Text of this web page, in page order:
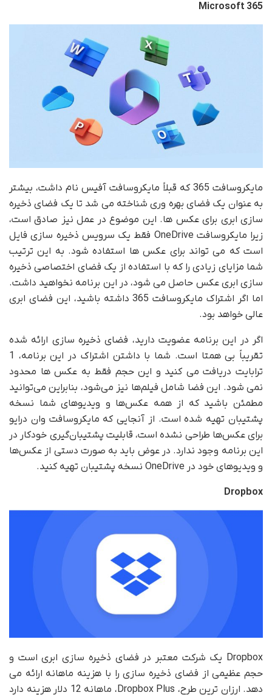
Microsoft 365
مایکروسافت 365 که قبلاً مایکروسافت آفیس نام داشت، بیشتر
به عنوان یک فضای بهره وری شناخته می شد تا یک فضای ذخیره
سازی ابری برای عکس ها. این موضوع در عمل نیز صادق است،
زیرا مایکروسافت OneDrive فقط یک سرویس ذخیره سازی فایل
است که می تواند برای عکس ها استفاده شود. به این ترتیب
شما مزایای زیادی را که با استفاده از یک فضای اختصاصی ذخیره
سازی ابری عکس حاصل می شود، در این برنامه نخواهید داشت.
اما اگر اشتراک مایکروسافت 365 داشته باشید، این فضای ابری
عالی خواهد بود.
اگر در این برنامه عضویت دارید، فضای ذخیره سازی ارائه شده
تقریباً بی همتا است. شما با داشتن اشتراک در این برنامه، 1
ترابایت دریافت می کنید و این حجم فقط به عکس ها محدود
نمی شود. این فضا شامل فیلم‌ها نیز می‌شود، بنابراین می‌توانید
مطمئن باشید که از همه عکس‌ها و ویدیوهای شما نسخه
پشتیبان تهیه شده است. از آنجایی که مایکروسافت وان درایو
برای عکس‌ها طراحی نشده است، قابلیت پشتیبان‌گیری خودکار در
این برنامه وجود ندارد. در عوض باید به صورت دستی از عکس‌ها
و ویدیوهای خود در OneDrive نسخه پشتیبان تهیه کنید.
Dropbox
Dropbox یک شرکت معتبر در فضای ذخیره سازی ابری است و
حجم عظیمی از فضای ذخیره سازی را با هزینه ماهانه ارائه می
دهد. ارزان ترین طرح، Dropbox Plus، ماهانه 12 دلار هزینه دارد